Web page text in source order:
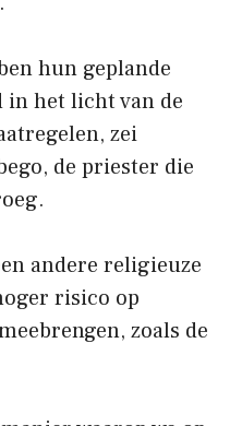
hun geplande
het licht van de
zei
de priester die
andere religieuze
risico op
zoals de